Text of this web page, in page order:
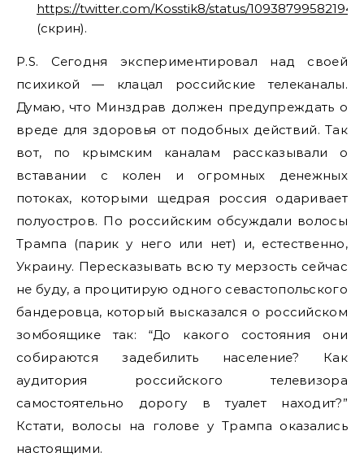
https://twitter.com/Kosstik8/status/
(скрин).
P.S. Сегодня экспериментировал над своей
психикой — клацал российские телеканалы.
Думаю, что Минздрав должен предупреждать о
вреде для здоровья от подобных действий. Так
вот, по крымским каналам рассказывали о
вставании с колен и огромных денежных
потоках, которыми щедрая россия одаривает
полуостров. По российским обсуждали волосы
Трампа (парик у него или нет) и, естественно,
Украину. Пересказывать всю ту мерзость сейчас
не буду, а процитирую одного севастопольского
бандеровца, который высказался о российском
зомбоящике так: “До какого состояния они
собираются задебилить население? Как
аудитория российского телевизора
самостоятельно дорогу в туалет находит?”
Кстати, волосы на голове у Трампа оказались
настоящими.